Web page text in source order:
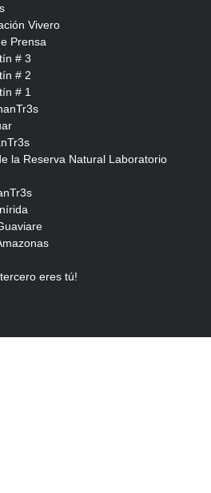
Vivero
Prensa
# 3
# 2
# 1
la Reserva Natural Laboratorio
eres tú!